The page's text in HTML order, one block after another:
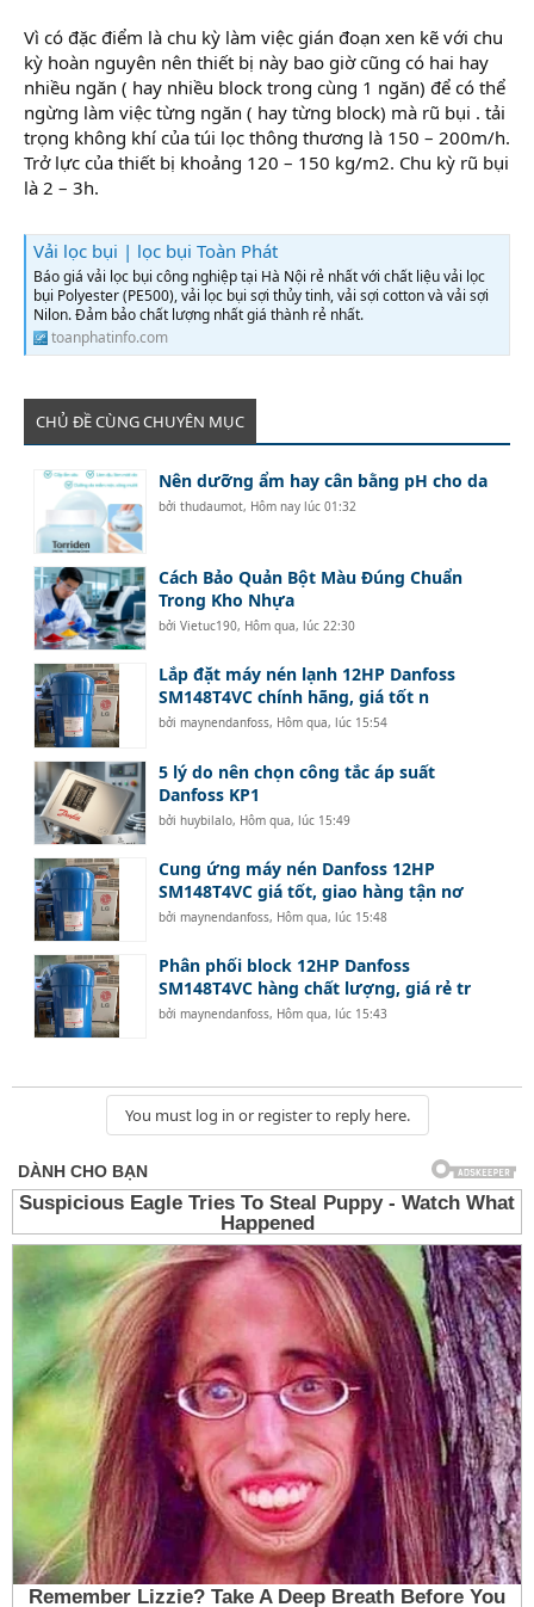
Vì có đặc điểm là chu kỳ làm việc gián đoạn xen kẽ với chu
kỳ hoàn nguyên nên thiết bị này bao giờ cũng có hai hay
nhiều ngăn ( hay nhiều block trong cùng 1 ngăn) để có thể
ngừng làm việc từng ngăn ( hay từng block) mà rũ bụi . tải
trọng không khí của túi lọc thông thương là 150 – 200m/h.
Trở lực của thiết bị khoảng 120 – 150 kg/m2. Chu kỳ rũ bụi
là 2 – 3h.
Vải lọc bụi | lọc bụi Toàn Phát
Báo giá vải lọc bụi công nghiệp tại Hà Nội rẻ nhất với chất liệu vải lọc
bụi Polyester (PE500), vải lọc bụi sợi thủy tinh, vải sợi cotton và vải sợi
Nilon. Đảm bảo chất lượng nhất giá thành rẻ nhất.
toanphatinfo.com
CHỦ ĐỀ CÙNG CHUYÊN MỤC
Nên dưỡng ẩm hay cân bằng pH cho da
bởithudaumot, Hôm nay lúc 01:32
Cách Bảo Quản Bột Màu Đúng Chuẩn
Trong Kho Nhựa
bởiVietuc190, Hôm qua, lúc 22:30
Lắp đặt máy nén lạnh 12HP Danfoss
SM148T4VC chính hãng, giá tốt n
bởimaynendanfoss, Hôm qua, lúc 15:54
5 lý do nên chọn công tắc áp suất
Danfoss KP1
bởihuybilalo, Hôm qua, lúc 15:49
Cung ứng máy nén Danfoss 12HP
SM148T4VC giá tốt, giao hàng tận nơ
bởimaynendanfoss, Hôm qua, lúc 15:48
Phân phối block 12HP Danfoss
SM148T4VC hàng chất lượng, giá rẻ tr
bởimaynendanfoss, Hôm qua, lúc 15:43
You must log in or register to reply here.